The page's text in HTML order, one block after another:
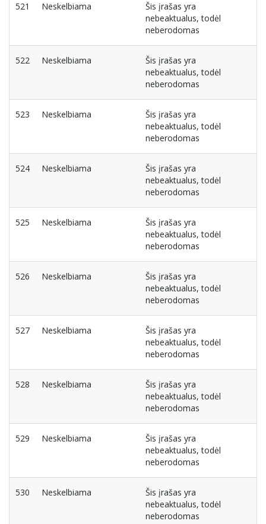
521 Neskelbiama
Šis įrašas yra
nebeaktualus, todėl
neberodomas
522 Neskelbiama
Šis įrašas yra
nebeaktualus, todėl
neberodomas
523 Neskelbiama
Šis įrašas yra
nebeaktualus, todėl
neberodomas
524 Neskelbiama
Šis įrašas yra
nebeaktualus, todėl
neberodomas
525 Neskelbiama
Šis įrašas yra
nebeaktualus, todėl
neberodomas
526 Neskelbiama
Šis įrašas yra
nebeaktualus, todėl
neberodomas
527 Neskelbiama
Šis įrašas yra
nebeaktualus, todėl
neberodomas
528 Neskelbiama
Šis įrašas yra
nebeaktualus, todėl
neberodomas
529 Neskelbiama
Šis įrašas yra
nebeaktualus, todėl
neberodomas
530 Neskelbiama
Šis įrašas yra
nebeaktualus, todėl
neberodomas